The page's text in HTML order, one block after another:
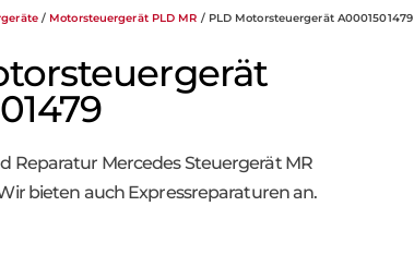
/ Motorsteuergerät PLD MR / PLD Motorsteuergerät A0001501479
Reparatur Mercedes Steuergerät MR
bieten auch Expressreparaturen an.